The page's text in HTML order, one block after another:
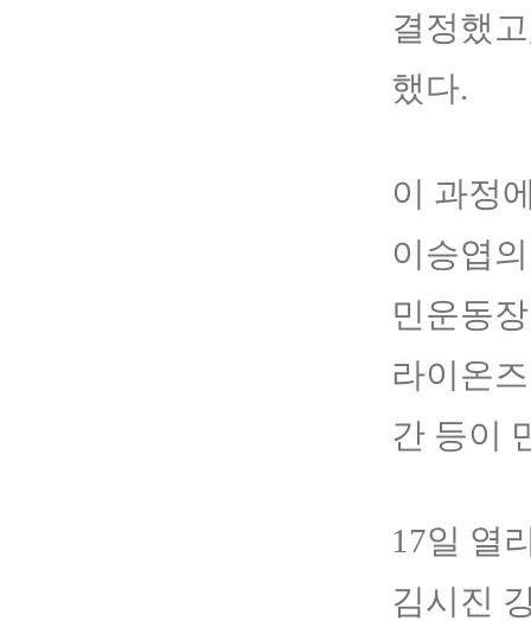
결정했
했다.
이 과정
이승엽
민운동
라이온
간 등이
17일 열
김시진